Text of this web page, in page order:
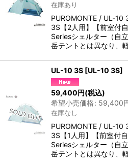
在庫あり
PUROMONTE / UL-10
3S【2人用】【前室付
Seriesシェルター（自
岳テントとは異なり、
UL-10 3S [UL-10 3S]
59,400円(税込)
希望小売価格: 59,400
在庫なし
PUROMONTE / UL-10
3S【1人用】【前室付
Seriesシェルター（自
岳テントとは異なり、